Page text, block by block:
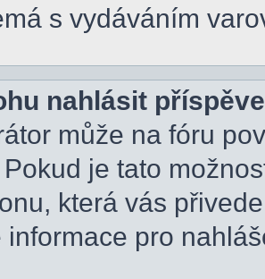
s vydáváním
nahlásit
může na fóru
je tato
která vás
informace pro